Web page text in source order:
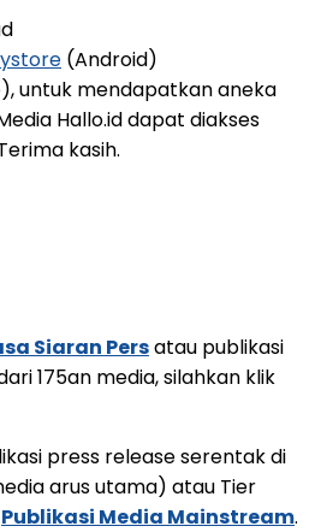
(Android)
untuk mendapatkan aneka
Hallo.id dapat diakses
kasih.
Siaran Persatau publikasi
175an media, silahkan klik
press release serentak di
arus utama) atau Tier
Publikasi Media Mainstream.